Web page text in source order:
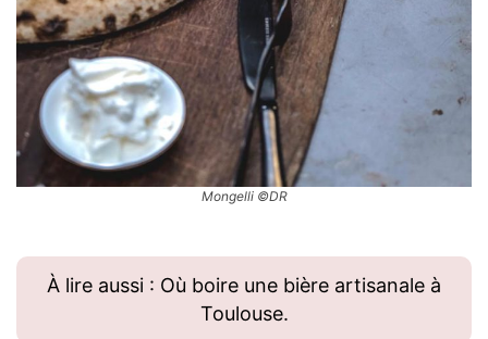
Mongelli ©DR
À lire aussi : Où boire une bière artisanale à
Toulouse.